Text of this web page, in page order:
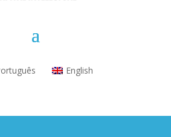
English